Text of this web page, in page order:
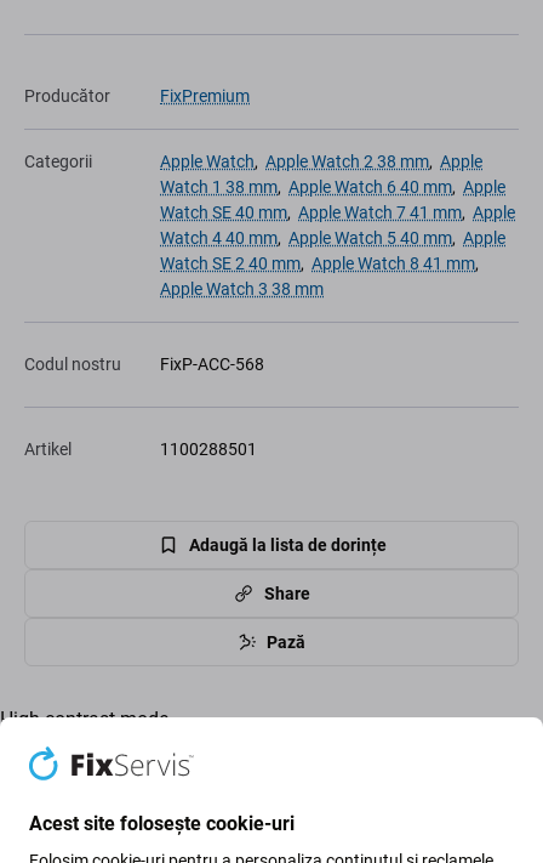
Producător FixPremium
Categorii Apple Watch, Apple Watch 2 38 mm, Apple
Watch 1 38 mm, Apple Watch 6 40 mm, Apple
Watch SE 40 mm, Apple Watch 7 41 mm, Apple
Watch 4 40 mm, Apple Watch 5 40 mm, Apple
Watch SE 2 40 mm, Apple Watch 8 41 mm,
Apple Watch 3 38 mm
Codul nostru FixP-ACC-568
Artikel 1100288501
Adaugă la lista de dorințe
Share
Pază
High-contrast mode
Clienții cumpără și ei
Acest site folosește cookie-uri